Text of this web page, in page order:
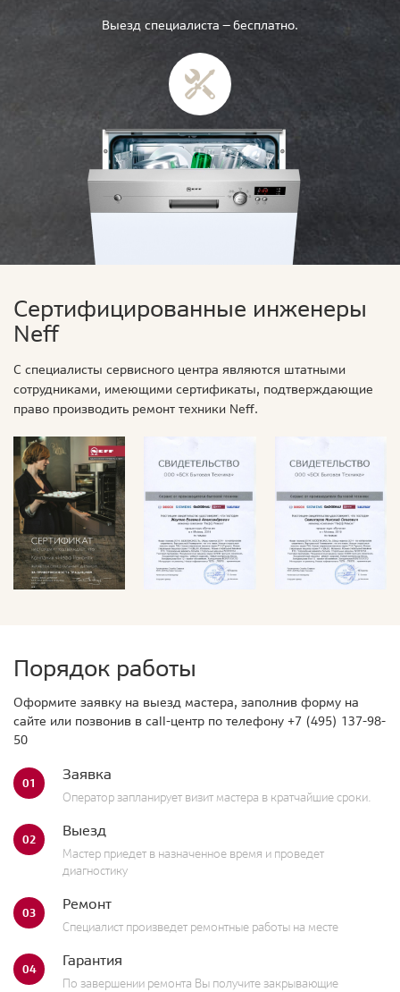
Выезд специалиста — бесплатно.
Сертифицированные инженеры
Neff
С специалисты сервисного центра являются штатными
сотрудниками, имеющими сертификаты, подтверждающие
право производить ремонт техники Neff.
Порядок работы
Оформите заявку на выезд мастера, заполнив форму на
сайте или позвонив в call-центр по телефону +7 (495) 137-98-
50
01 Заявка
Оператор запланирует визит мастера в кратчайшие сроки.
02 Выезд
Мастер приедет в назначенное время и проведет
диагностику
03 Ремонт
Специалист произведет ремонтные работы на месте
04 Гарантия
По завершении ремонта Вы получите закрывающие